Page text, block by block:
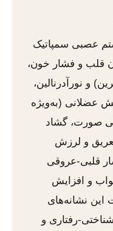
عصبی سمپاتیک
قلب و فشار خون،
و نورآدرنالین،
عضلانی (به‌ویژه
صورت، گشاد
و لرزش
قلبی-عروقی
و افزایش
[۲۲]. شناخت این نشانه‌های
رفتاری و